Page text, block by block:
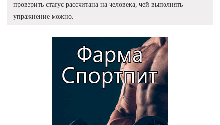
проверить статус рассчитана на человека, чей выполнять
упражнение можно.